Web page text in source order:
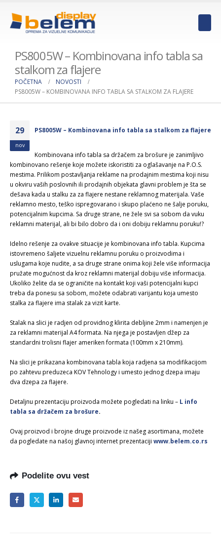
PS8005W – Kombinovana info tabla sa
stalkom za flajere
POČETNA
NOVOSTI
PS8005W – KOMBINOVANA INFO TABLA SA STALKOM ZA FLAJERE
29
nov
PS8005W – Kombinovana info tabla sa stalkom za flajere
Kombinovana info tabla sa držačem za brošure je zanimljivo
kombinovano rešenje koje možete iskoristiti za oglašavanje na P.O.S.
mestima. Prilikom postavljanja reklame na prodajnim mestima koji nisu
u okviru vaših poslovnih ili prodajnih objekata glavni problem je šta se
dešava kada u stalku za za flajere nestane reklamnog materijala. Vaše
reklamno mesto, teško ispregovarano i skupo plaćeno ne šalje poruku,
potencijalnim kupcima. Sa druge strane, ne žele svi sa sobom da vuku
reklamni materijal, ali bi bilo dobro da i oni dobiju reklamnu poruku!?
Idelno rešenje za ovakve situacije je kombinovana info tabla. Kupcima
istovremeno šaljete vizuelnu reklamnu poruku o proizvodima i
uslugama koje nudite, a sa druge strane onima koji žele više informacija
pružate mogućnost da kroz reklamni materijal dobiju više informacija.
Ukoliko želite da se ograničite na kontakt koji vaši potencijalni kupci
treba da ponesu sa sobom, možete odabrati varijantu koja umesto
stalka za flajere ima stalak za vizit karte.
Stalak na slici je radjen od providnog klirita debljine 2mm i namenjen je
za reklamni materijal A4 formata. Na njega je postavljen džep za
standardni trolisni flajer ameriken formata (100mm x 210mm).
Na slici je prikazana kombinovana tabla koja radjena sa modifikacijom
po zahtevu preduzeca KOV Tehnology i umesto jednog dzepa imaju
dva dzepa za flajere.
Detaljnu prezentaciju proizvoda možete pogledati na linku – L info
tabla sa držačem za brošure.
Ovaj proizvod i brojne druge proizvode iz našeg asortimana, možete
da pogledate na našoj glavnoj internet prezentaciji www.belem.co.rs
Podelite ovu vest